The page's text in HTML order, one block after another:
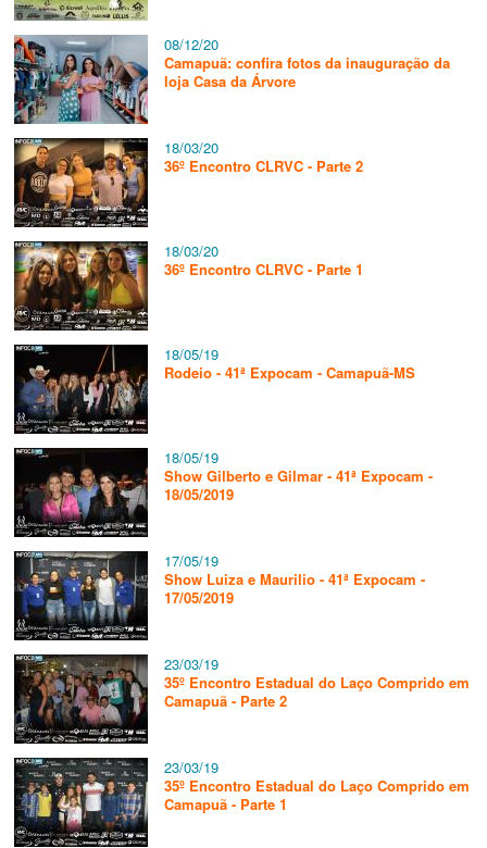
08/12/20
Camapuã: confira fotos da inauguração da
loja Casa da Árvore
18/03/20
36º Encontro CLRVC - Parte 2
18/03/20
36º Encontro CLRVC - Parte 1
18/05/19
Rodeio - 41ª Expocam - Camapuã-MS
18/05/19
Show Gilberto e Gilmar - 41ª Expocam -
18/05/2019
17/05/19
Show Luiza e Maurilio - 41ª Expocam -
17/05/2019
23/03/19
35º Encontro Estadual do Laço Comprido em
Camapuã - Parte 2
23/03/19
35º Encontro Estadual do Laço Comprido em
Camapuã - Parte 1